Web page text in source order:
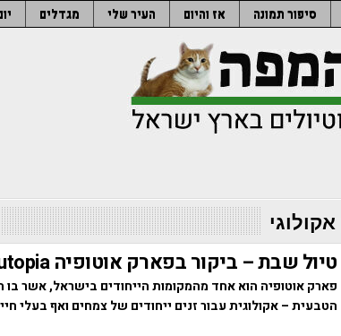
סיפור תמונה אז והיום העיר שלי מגדלים
אקולוגי
טיול שבת – ביקור בפארק אוטופיה utopia קיבוץ בחן
פארק אוטופיה הוא אחד מהמקומות הייחודים בישראל, אשר
הטבעית – אקולוגית עבור זנים ייחודים של צמחים ואף בעלי